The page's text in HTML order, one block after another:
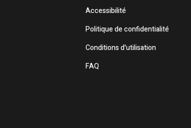
Accessibilité
Politique de confidentialité
Conditions d'utilisation
FAQ